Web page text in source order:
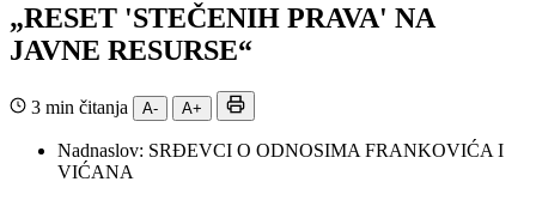
„RESET 'STEČENIH PRAVA' NA
JAVNE RESURSE“
3 min čitanja A- A+
Nadnaslov: SRĐEVCI O ODNOSIMA FRANKOVIĆA I
VIĆANA